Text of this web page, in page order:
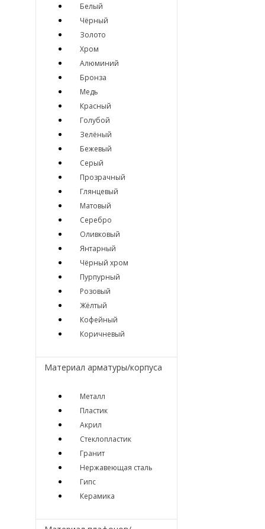
Белый
Чёрный
Золото
Хром
Алюминий
Бронза
Медь
Красный
Голубой
Зелёный
Бежевый
Серый
Прозрачный
Глянцевый
Матовый
Серебро
Оливковый
Янтарный
Чёрный хром
Пурпурный
Розовый
Жёлтый
Кофейный
Коричневый
Материал арматуры/корпуса
Металл
Пластик
Акрил
Стеклопластик
Гранит
Нержавеющая сталь
Гипс
Керамика